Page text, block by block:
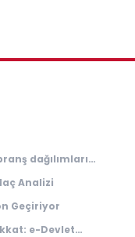
dağılımları
Analizi
Geçiriyor
e-Devlet